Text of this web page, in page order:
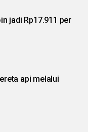
jadi Rp17.911 per
api melalui